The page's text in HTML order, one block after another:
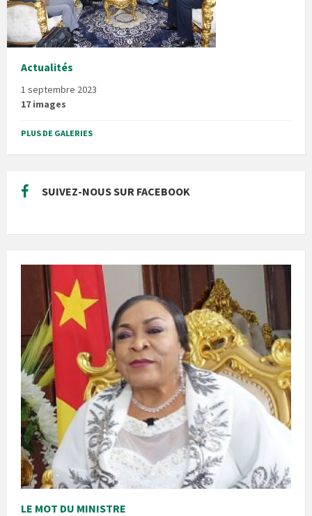
Actualités
1 septembre 2023
17 images
PLUS DE GALERIES
SUIVEZ-NOUS SUR FACEBOOK
LE MOT DU MINISTRE